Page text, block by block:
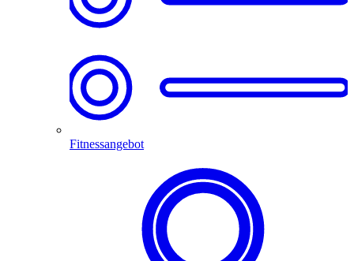
Fitnessangebot